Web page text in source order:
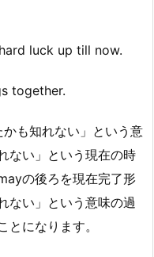
luck up till now.
together.
も知れない」という意
ない」という現在の時
の後ろを現在完了形
ない」という意味の過
になります。